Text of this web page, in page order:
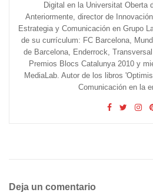
Digital en la Universitat Oberta
Anteriormente, director de
Estrategia y Comunicación en Grupo
de su currículum: FC Barcelona,
de Barcelona, Enderrock,
Premios Blocs Catalunya 2010 y
MediaLab. Autor de los libros
Comunicación en la
Deja un comentario